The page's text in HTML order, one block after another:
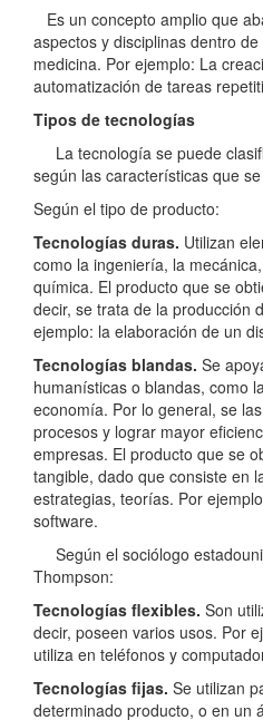
Es un concepto amplio que
aspectos y disciplinas dentro
medicina. Por ejemplo: La
automatización de tareas
Tipos de tecnologías
La tecnología se puede
según las características que
Según el tipo de producto:
Tecnologías duras. Utilizan
como la ingeniería, la
química. El producto que se
decir, se trata de la producción
ejemplo: la elaboración de un
Tecnologías blandas. Se
humanísticas o blandas, como
economía. Por lo general, se
procesos y lograr mayor
empresas. El producto que se
tangible, dado que consiste en
estrategias, teorías. Por
software.
Según el sociólogo
Thompson:
Tecnologías flexibles. Son
decir, poseen varios usos. Por
utiliza en teléfonos y
Tecnologías fijas. Se utilizan
determinado producto, o en un